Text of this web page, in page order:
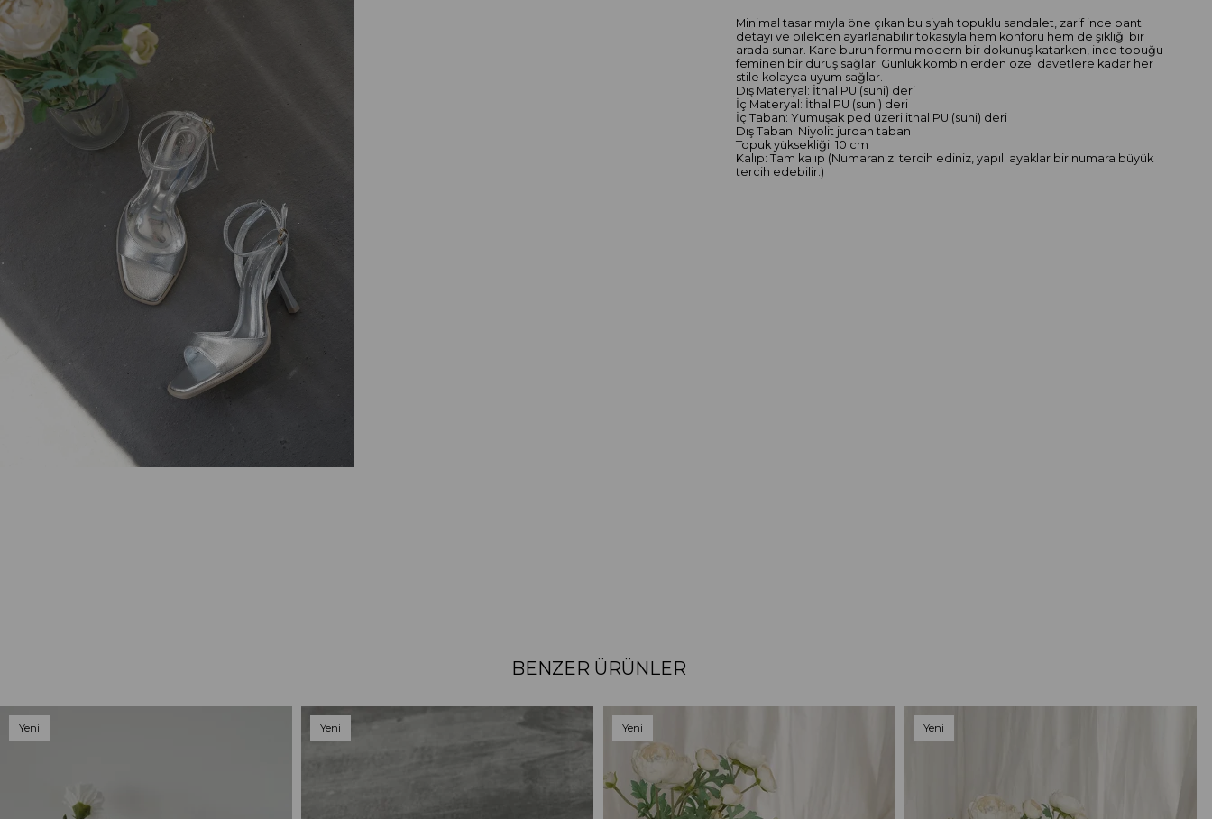
Minimal tasarımıyla öne çıkan bu siyah topuklu sandalet, zarif ince bant
detayı ve bilekten ayarlanabilir tokasıyla hem konforu hem de şıklığı bir
arada sunar. Kare burun formu modern bir dokunuş katarken, ince topuğu
feminen bir duruş sağlar. Günlük kombinlerden özel davetlere kadar her
stile kolayca uyum sağlar.
Dış Materyal: İthal PU (suni) deri
İç Materyal: İthal PU (suni) deri
İç Taban: Yumuşak ped üzeri ithal PU (suni) deri
Dış Taban: Niyolit jurdan taban
Topuk yüksekliği: 10 cm
Kalıp: Tam kalıp (Numaranızı tercih ediniz, yapılı ayaklar bir numara büyük
tercih edebilir.)
BENZER ÜRÜNLER
Yeni
Yeni
Yeni
Ürün
Yeni